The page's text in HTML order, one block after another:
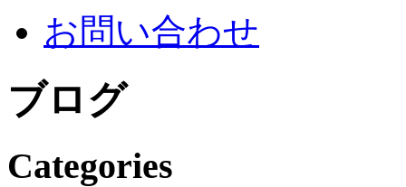
お問い合わせ
ブログ
Categories